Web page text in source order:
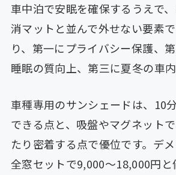
車中泊で安眠を確保するうえで
消マットと並んで外せない要素
り、第一にプライバシー保護、
睡眠の質向上、第三に夏冬の車内
車種専用のサンシェードは、10
できる点と、吸盤やマグネット
たり密着する点で優位です。デメ
全窓セットで9,000〜18,000円と